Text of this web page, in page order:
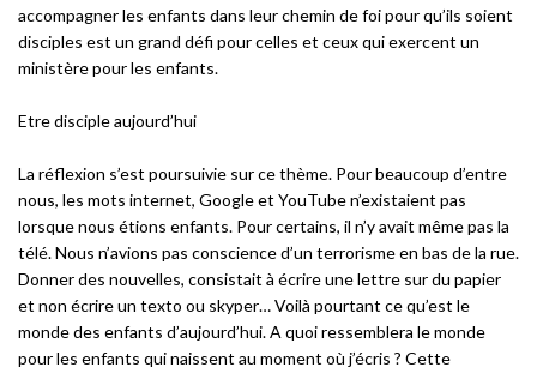
accompagner les enfants dans leur chemin de foi pour qu’ils soient
disciples est un grand défi pour celles et ceux qui exercent un
ministère pour les enfants.
Etre disciple aujourd’hui
La réflexion s’est poursuivie sur ce thème. Pour beaucoup d’entre
nous, les mots internet, Google et YouTube n’existaient pas
lorsque nous étions enfants. Pour certains, il n’y avait même pas la
télé. Nous n’avions pas conscience d’un terrorisme en bas de la rue.
Donner des nouvelles, consistait à écrire une lettre sur du papier
et non écrire un texto ou skyper… Voilà pourtant ce qu’est le
monde des enfants d’aujourd’hui. A quoi ressemblera le monde
pour les enfants qui naissent au moment où j’écris ? Cette